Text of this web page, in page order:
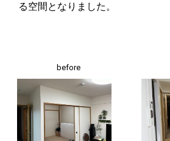
る空間となりました。
before